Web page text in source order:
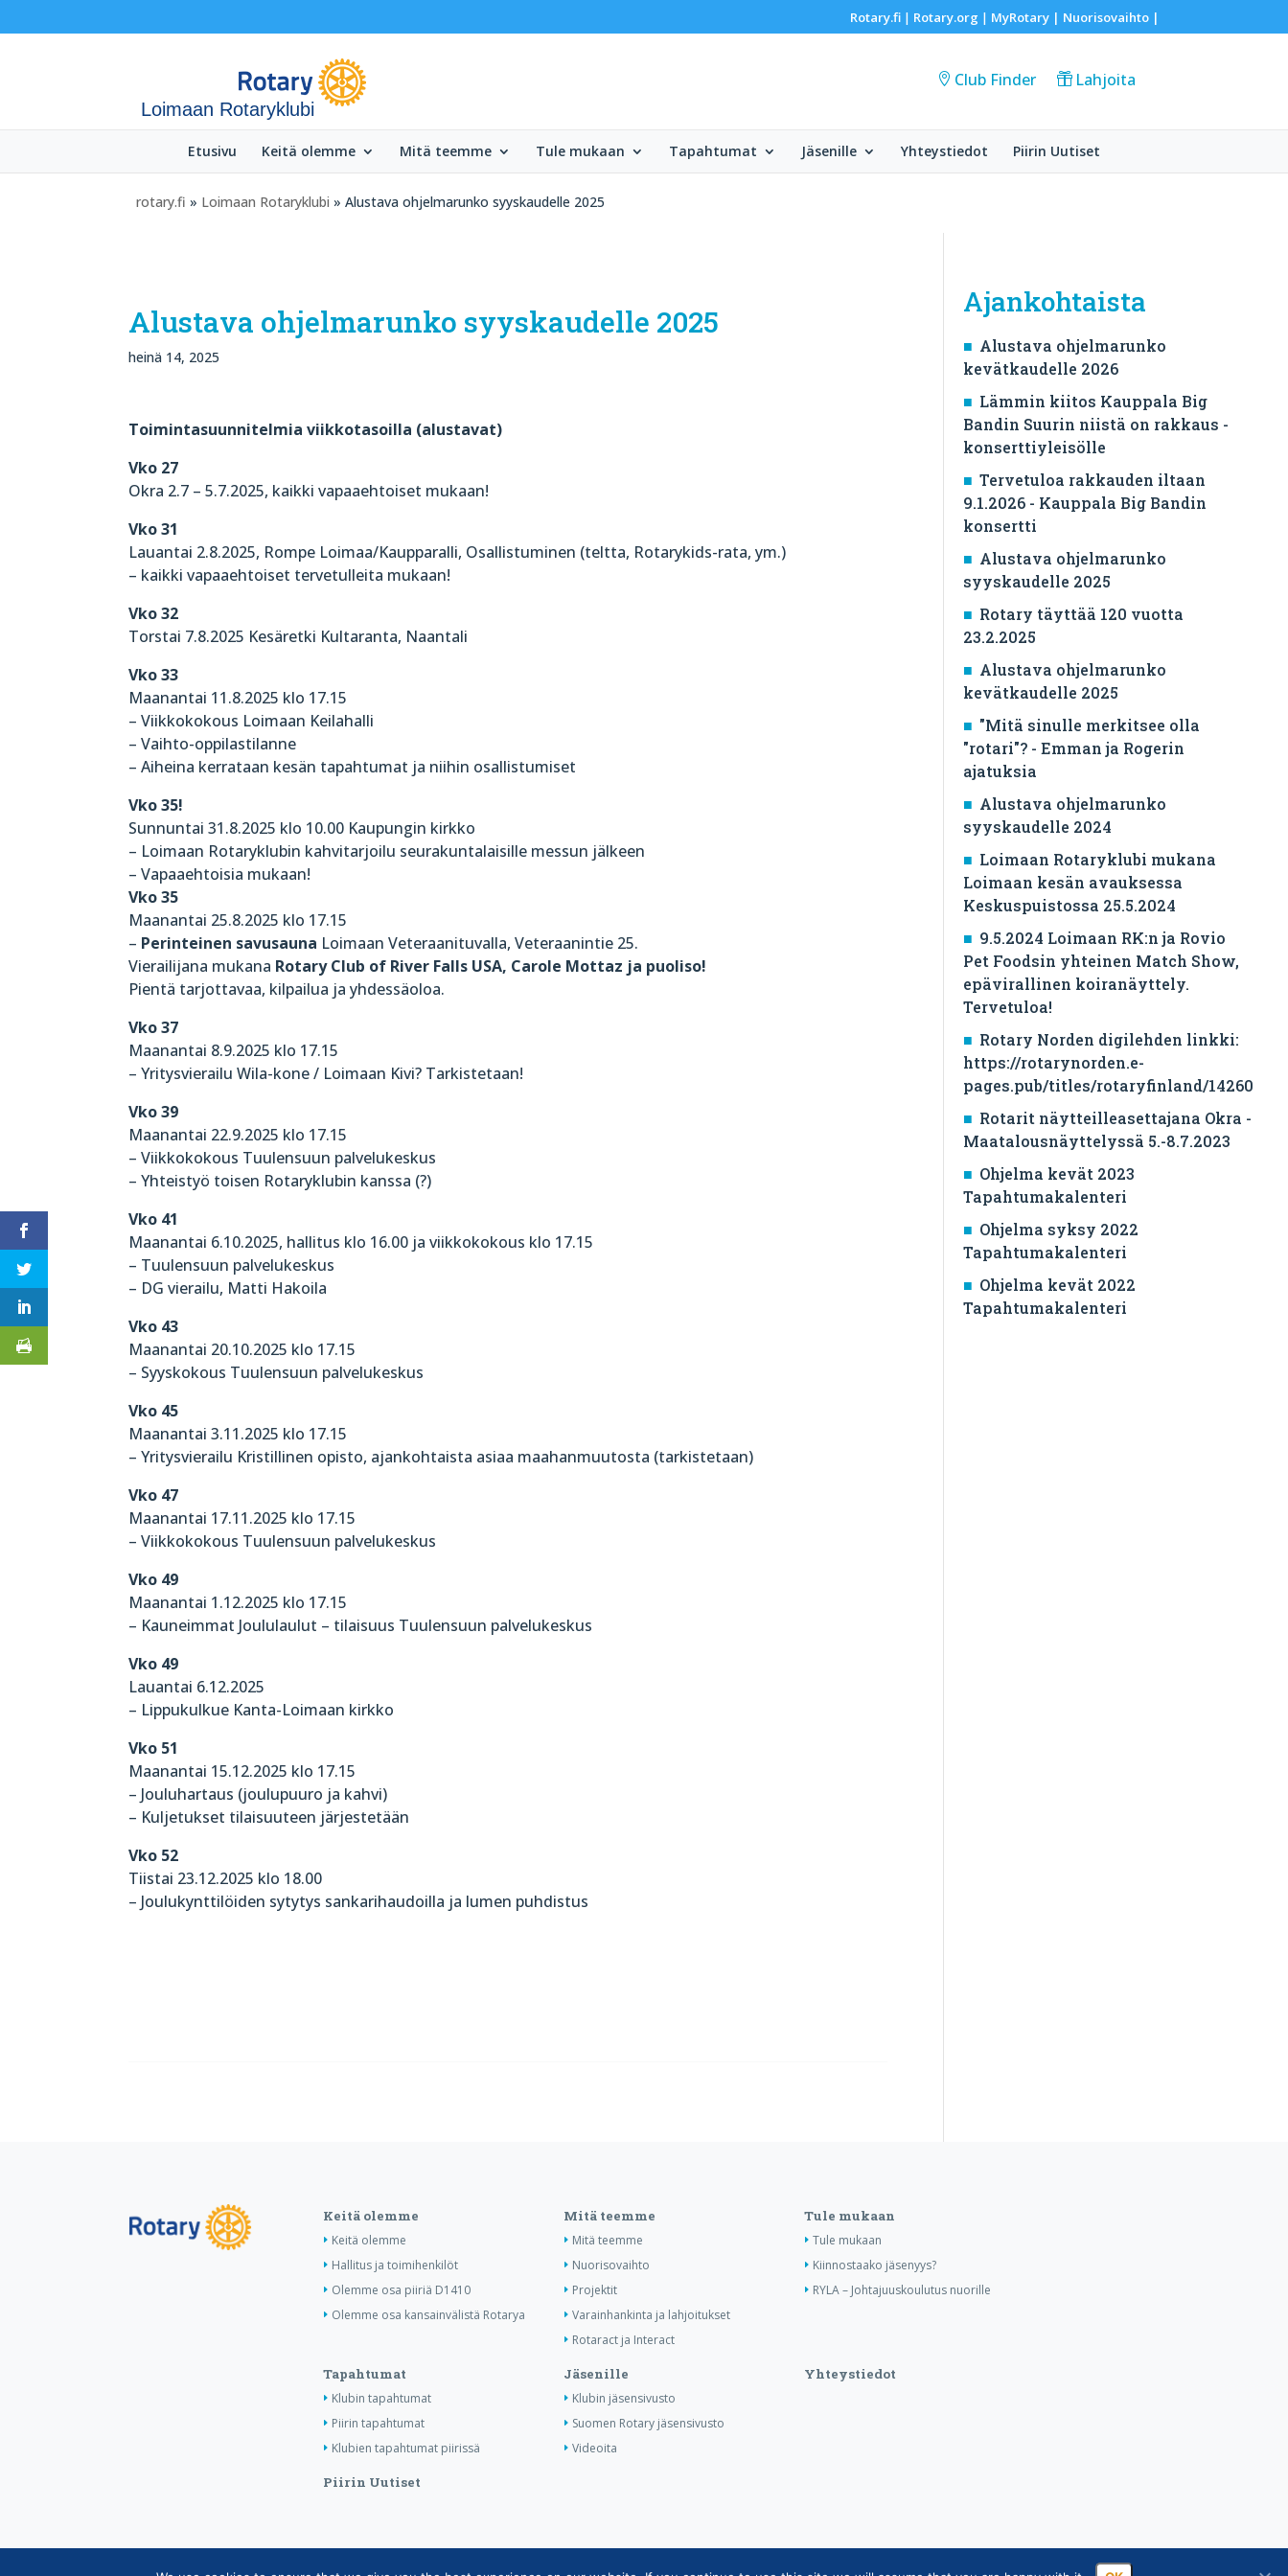
Rotary.fi| Rotary.org | MyRotary | Nuorisovaihto|
Loimaan Rotaryklubi
Club Finder Lahjoita
Etusivu Keitä olemme Mitä teemme Tule mukaan Tapahtumat Jäsenille Yhteystiedot Piirin Uutiset
rotary.fi » Loimaan Rotaryklubi » Alustava ohjelmarunko syyskaudelle 2025
Alustava ohjelmarunko syyskaudelle 2025
heinä 14, 2025
Toimintasuunnitelmia viikkotasoilla (alustavat)
Vko 27
Okra 2.7 – 5.7.2025, kaikki vapaaehtoiset mukaan!
Vko 31
Lauantai 2.8.2025, Rompe Loimaa/Kaupparalli, Osallistuminen (teltta, Rotarykids-rata, ym.)
– kaikki vapaaehtoiset tervetulleita mukaan!
Vko 32
Torstai 7.8.2025 Kesäretki Kultaranta, Naantali
Vko 33
Maanantai 11.8.2025 klo 17.15
– Viikkokokous Loimaan Keilahalli
– Vaihto-oppilastilanne
– Aiheina kerrataan kesän tapahtumat ja niihin osallistumiset
Vko 35!
Sunnuntai 31.8.2025 klo 10.00 Kaupungin kirkko
– Loimaan Rotaryklubin kahvitarjoilu seurakuntalaisille messun jälkeen
– Vapaaehtoisia mukaan!
Vko 35
Maanantai 25.8.2025 klo 17.15
– Perinteinen savusauna Loimaan Veteraanituvalla, Veteraanintie 25.
Vierailijana mukana Rotary Club of River Falls USA, Carole Mottaz ja puoliso!
Pientä tarjottavaa, kilpailua ja yhdessäoloa.
Vko 37
Maanantai 8.9.2025 klo 17.15
– Yritysvierailu Wila-kone / Loimaan Kivi? Tarkistetaan!
Vko 39
Maanantai 22.9.2025 klo 17.15
– Viikkokokous Tuulensuun palvelukeskus
– Yhteistyö toisen Rotaryklubin kanssa (?)
Vko 41
Maanantai 6.10.2025, hallitus klo 16.00 ja viikkokokous klo 17.15
– Tuulensuun palvelukeskus
– DG vierailu, Matti Hakoila
Vko 43
Maanantai 20.10.2025 klo 17.15
– Syyskokous Tuulensuun palvelukeskus
Vko 45
Maanantai 3.11.2025 klo 17.15
– Yritysvierailu Kristillinen opisto, ajankohtaista asiaa maahanmuutosta (tarkistetaan)
Vko 47
Maanantai 17.11.2025 klo 17.15
– Viikkokokous Tuulensuun palvelukeskus
Vko 49
Maanantai 1.12.2025 klo 17.15
– Kauneimmat Joululaulut – tilaisuus Tuulensuun palvelukeskus
Vko 49
Lauantai 6.12.2025
– Lippukulkue Kanta-Loimaan kirkko
Vko 51
Maanantai 15.12.2025 klo 17.15
– Jouluhartaus (joulupuuro ja kahvi)
– Kuljetukset tilaisuuteen järjestetään
Vko 52
Tiistai 23.12.2025 klo 18.00
– Joulukynttilöiden sytytys sankarihaudoilla ja lumen puhdistus
Ajankohtaista
Alustava ohjelmarunko
kevätkaudelle 2026
Lämmin kiitos Kauppala Big
Bandin Suurin niistä on rakkaus -
konserttiyleisölle
Tervetuloa rakkauden iltaan
9.1.2026 - Kauppala Big Bandin
konsertti
Alustava ohjelmarunko
syyskaudelle 2025
Rotary täyttää 120 vuotta
23.2.2025
Alustava ohjelmarunko
kevätkaudelle 2025
"Mitä sinulle merkitsee olla
"rotari"? - Emman ja Rogerin
ajatuksia
Alustava ohjelmarunko
syyskaudelle 2024
Loimaan Rotaryklubi mukana
Loimaan kesän avauksessa
Keskuspuistossa 25.5.2024
9.5.2024 Loimaan RK:n ja Rovio
Pet Foodsin yhteinen Match Show,
epävirallinen koiranäyttely.
Tervetuloa!
Rotary Norden digilehden linkki:
https://rotarynorden.e-
pages.pub/titles/rotaryfinland/14260
Rotarit näytteilleasettajana Okra -
Maatalousnäyttelyssä 5.-8.7.2023
Ohjelma kevät 2023
Tapahtumakalenteri
Ohjelma syksy 2022
Tapahtumakalenteri
Ohjelma kevät 2022
Tapahtumakalenteri
Keitä olemme
Keitä olemme
Hallitus ja toimihenkilöt
Olemme osa piiriä D1410
Olemme osa kansainvälistä Rotarya
Mitä teemme
Mitä teemme
Nuorisovaihto
Projektit
Varainhankinta ja lahjoitukset
Rotaract ja Interact
Tule mukaan
Tule mukaan
Kiinnostaako jäsenyys?
RYLA – Johtajuuskoulutus nuorille
Tapahtumat
Klubin tapahtumat
Piirin tapahtumat
Klubien tapahtumat piirissä
Jäsenille
Klubin jäsensivusto
Suomen Rotary jäsensivusto
Videoita
Yhteystiedot
Piirin Uutiset